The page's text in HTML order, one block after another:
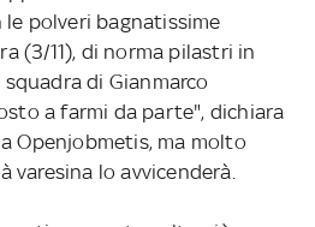
le polveri bagnatissime
(3/11), di norma pilastri in
di Gianmarco
a farmi da parte", dichiara
Openjobmetis, ma molto
lo avvicenderà.